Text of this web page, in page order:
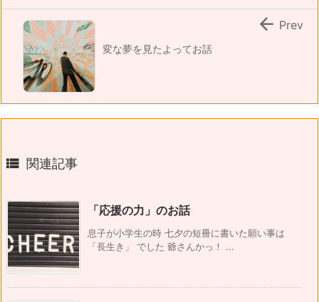
変な夢を見たよってお話
 Prev
 関連記事
「応援の力」のお話
息子が小学生の時 七夕の短冊に書いた願い事は
「長生き」 でした 爺さんかっ！ ...